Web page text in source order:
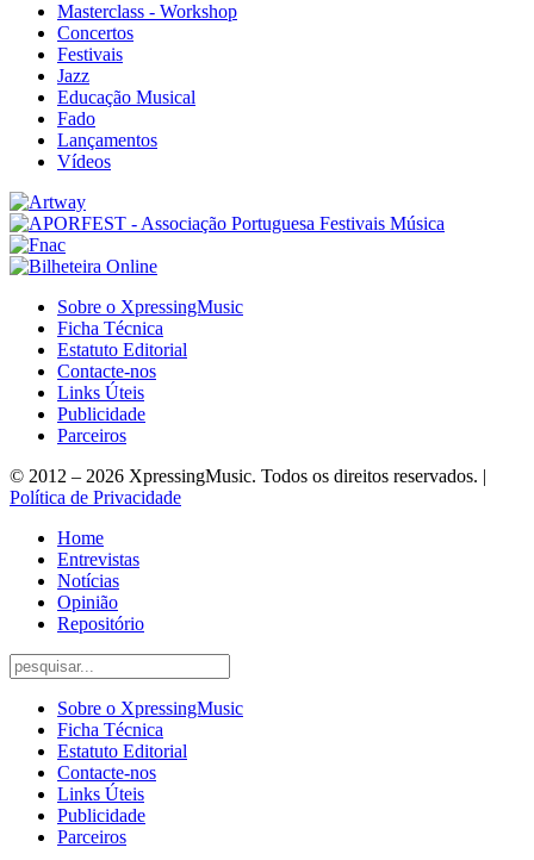
Masterclass - Workshop
Concertos
Festivais
Jazz
Educação Musical
Fado
Lançamentos
Vídeos
Sobre o XpressingMusic
Ficha Técnica
Estatuto Editorial
Contacte-nos
Links Úteis
Publicidade
Parceiros
© 2012 – 2026 XpressingMusic. Todos os direitos reservados. |
Política de Privacidade
Home
Entrevistas
Notícias
Opinião
Repositório
Sobre o XpressingMusic
Ficha Técnica
Estatuto Editorial
Contacte-nos
Links Úteis
Publicidade
Parceiros